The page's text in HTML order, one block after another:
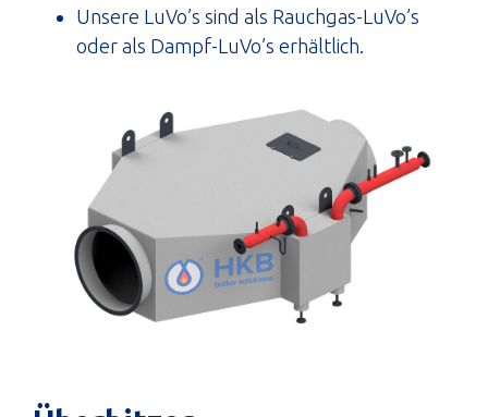
Unsere LuVo’s sind als Rauchgas-LuVo’s
oder als Dampf-LuVo’s erhältlich.